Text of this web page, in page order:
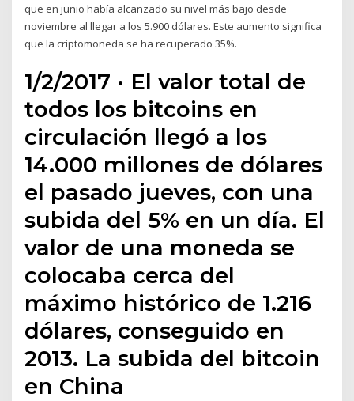
que en junio había alcanzado su nivel más bajo desde
noviembre al llegar a los 5.900 dólares. Este aumento significa
que la criptomoneda se ha recuperado 35%.
1/2/2017 · El valor total de
todos los bitcoins en
circulación llegó a los
14.000 millones de dólares
el pasado jueves, con una
subida del 5% en un día. El
valor de una moneda se
colocaba cerca del
máximo histórico de 1.216
dólares, conseguido en
2013. La subida del bitcoin
en China